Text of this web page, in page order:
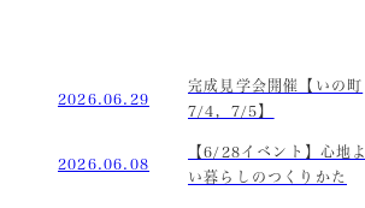
2026.06.29
完成見学会開催【いの町
7/4，7/5】
2026.06.08
【6/28イベント】心地よ
い暮らしのつくりかた